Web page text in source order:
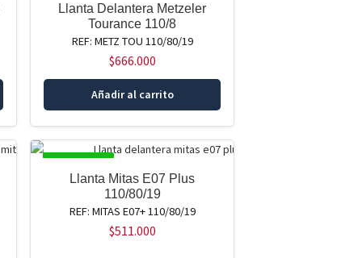
Llanta Delantera Metzeler
Tourance 110/8
REF: METZ TOU 110/80/19
$666.000
Añadir al carrito
DISPONIBLE
Llanta Mitas E07 Plus
110/80/19
REF: MITAS E07+ 110/80/19
$511.000